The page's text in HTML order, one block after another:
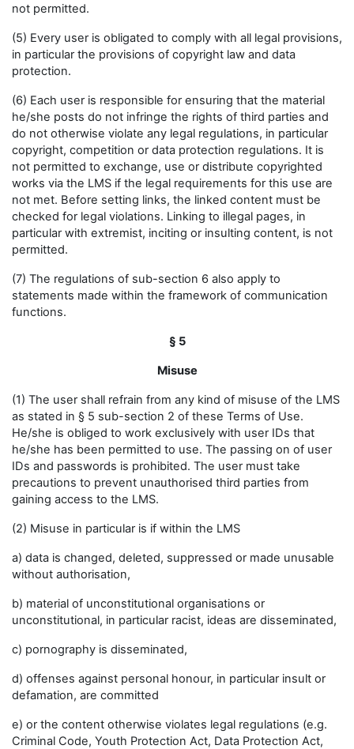
not permitted.
(5) Every user is obligated to comply with all legal provisions,
in particular the provisions of copyright law and data
protection.
(6) Each user is responsible for ensuring that the material
he/she posts do not infringe the rights of third parties and
do not otherwise violate any legal regulations, in particular
copyright, competition or data protection regulations. It is
not permitted to exchange, use or distribute copyrighted
works via the LMS if the legal requirements for this use are
not met. Before setting links, the linked content must be
checked for legal violations. Linking to illegal pages, in
particular with extremist, inciting or insulting content, is not
permitted.
(7) The regulations of sub-section 6 also apply to
statements made within the framework of communication
functions.
§ 5
Misuse
(1) The user shall refrain from any kind of misuse of the LMS
as stated in § 5 sub-section 2 of these Terms of Use.
He/she is obliged to work exclusively with user IDs that
he/she has been permitted to use. The passing on of user
IDs and passwords is prohibited. The user must take
precautions to prevent unauthorised third parties from
gaining access to the LMS.
(2) Misuse in particular is if within the LMS
a) data is changed, deleted, suppressed or made unusable
without authorisation,
b) material of unconstitutional organisations or
unconstitutional, in particular racist, ideas are disseminated,
c) pornography is disseminated,
d) offenses against personal honour, in particular insult or
defamation, are committed
e) or the content otherwise violates legal regulations (e.g.
Criminal Code, Youth Protection Act, Data Protection Act,